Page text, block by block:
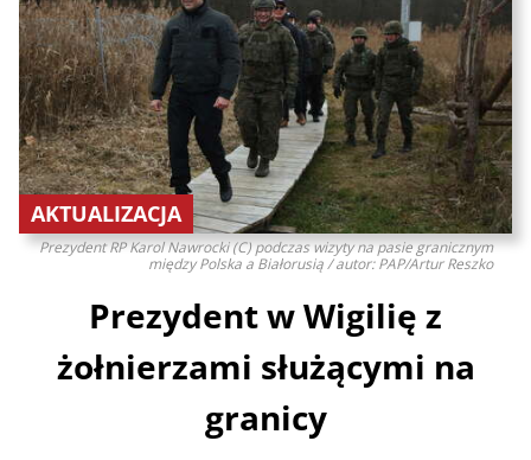
Prezydent RP Karol Nawrocki (C) podczas wizyty na pasie granicznym
między Polska a Białorusią / autor: PAP/Artur Reszko
AKTUALIZACJA
Prezydent w Wigilię z
żołnierzami służącymi na
granicy